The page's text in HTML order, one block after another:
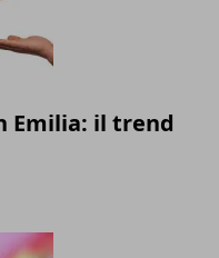
Emilia: il trend